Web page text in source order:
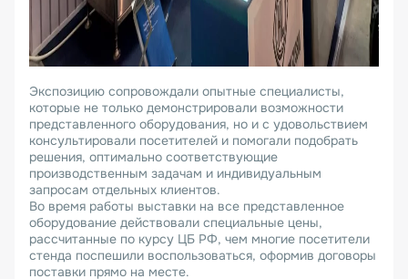
Экспозицию сопровождали опытные специалисты,
которые не только демонстрировали возможности
представленного оборудования, но и с удовольствием
консультировали посетителей и помогали подобрать
решения, оптимально соответствующие
производственным задачам и индивидуальным
запросам отдельных клиентов.
Во время работы выставки на все представленное
оборудование действовали специальные цены,
рассчитанные по курсу ЦБ РФ, чем многие посетители
стенда поспешили воспользоваться, оформив договоры
поставки прямо на месте.